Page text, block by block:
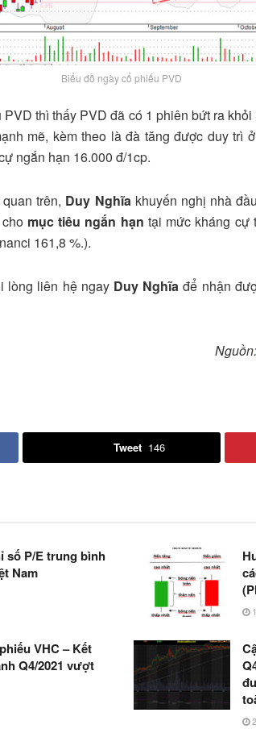
Biểu đồ ngày cổ phiếu PVD
thì thấy PVD đã có 1 phiên bứt ra
mẽ, kèm theo là đà tăng được duy trì
ngắn hạn 16.000 đ/1cp.
trên, Duy Nghĩakhuyến nghị nhà
mục tiêu ngắn hạn tại mức kháng cự
161,8 %.).
lòng liên hệ ngay Duy Nghĩa để nhận
Nguồn:
Tweet 146
số P/E trung bình
Nam
VHC – Kết
Q4/2021 vượt